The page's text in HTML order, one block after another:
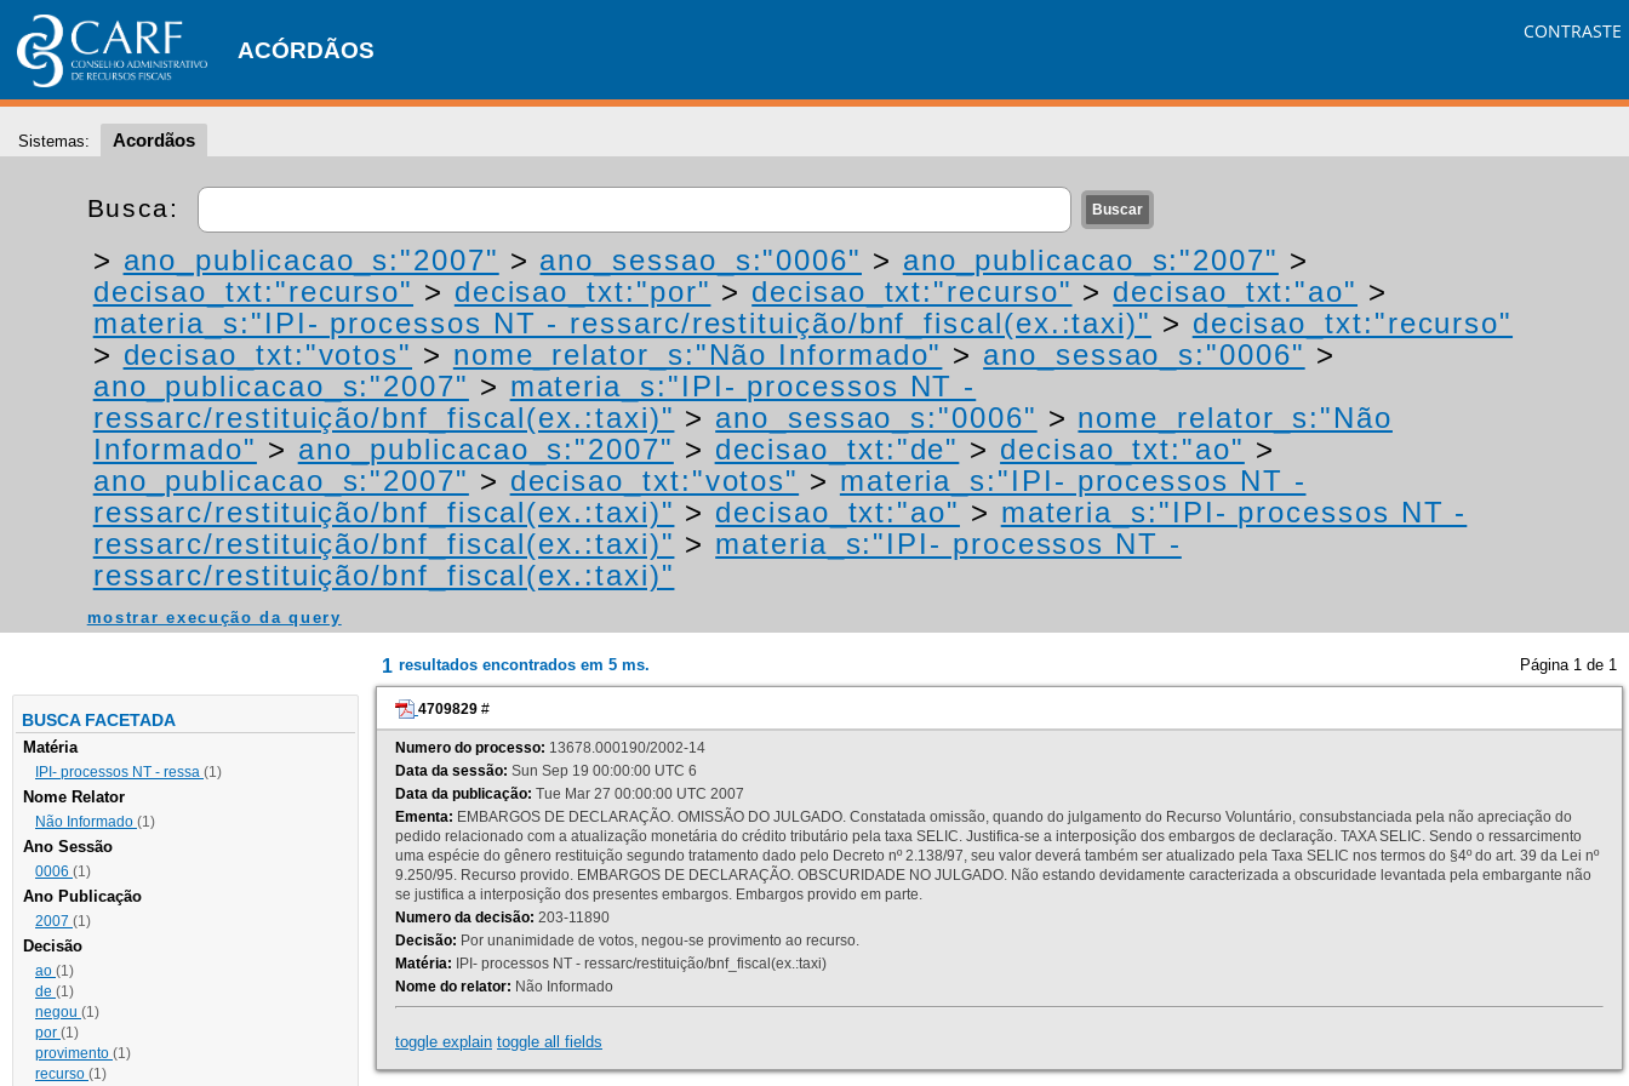
ACÓRDÃOS
CONTRASTE
Sistemas: Acordãos
Busca:
> ano_publicacao_s:"2007" > ano_sessao_s:"0006" > ano_publicacao_s:"2007" >
decisao_txt:"recurso" > decisao_txt:"por" > decisao_txt:"recurso" > decisao_txt:"ao" >
materia_s:"IPI- processos NT - ressarc/restituição/bnf_fiscal(ex.:taxi)" > decisao_txt:"recurso"
> decisao_txt:"votos" > nome_relator_s:"Não Informado" > ano_sessao_s:"0006" >
ano_publicacao_s:"2007" > materia_s:"IPI- processos NT -
ressarc/restituição/bnf_fiscal(ex.:taxi)" > ano_sessao_s:"0006" > nome_relator_s:"Não
Informado" > ano_publicacao_s:"2007" > decisao_txt:"de" > decisao_txt:"ao" >
ano_publicacao_s:"2007" > decisao_txt:"votos" > materia_s:"IPI- processos NT -
ressarc/restituição/bnf_fiscal(ex.:taxi)" > decisao_txt:"ao" > materia_s:"IPI- processos NT -
ressarc/restituição/bnf_fiscal(ex.:taxi)" > materia_s:"IPI- processos NT -
ressarc/restituição/bnf_fiscal(ex.:taxi)"
mostrar execução da query
BUSCA FACETADA
Matéria
IPI- processos NT - ressa (1)
Nome Relator
Não Informado (1)
Ano Sessão
0006 (1)
Ano Publicação
2007 (1)
Decisão
ao (1)
de (1)
negou (1)
por (1)
provimento (1)
recurso (1)
1 resultados encontrados em 5 ms. Página 1 de 1
4709829 #
Numero do processo: 13678.000190/2002-14
Data da sessão: Sun Sep 19 00:00:00 UTC 6
Data da publicação: Tue Mar 27 00:00:00 UTC 2007
Ementa: EMBARGOS DE DECLARAÇÃO. OMISSÃO DO JULGADO. Constatada omissão, quando do julgamento do Recurso Voluntário, consubstanciada pela não apreciação do
pedido relacionado com a atualização monetária do crédito tributário pela taxa SELIC. Justifica-se a interposição dos embargos de declaração. TAXA SELIC. Sendo o ressarcimento
uma espécie do gênero restituição segundo tratamento dado pelo Decreto nº 2.138/97, seu valor deverá também ser atualizado pela Taxa SELIC nos termos do §4º do art. 39 da Lei nº
9.250/95. Recurso provido. EMBARGOS DE DECLARAÇÃO. OBSCURIDADE NO JULGADO. Não estando devidamente caracterizada a obscuridade levantada pela embargante não
se justifica a interposição dos presentes embargos. Embargos provido em parte.
Numero da decisão: 203-11890
Decisão: Por unanimidade de votos, negou-se provimento ao recurso.
Matéria: IPI- processos NT - ressarc/restituição/bnf_fiscal(ex.:taxi)
Nome do relator: Não Informado
toggle explain toggle all fields